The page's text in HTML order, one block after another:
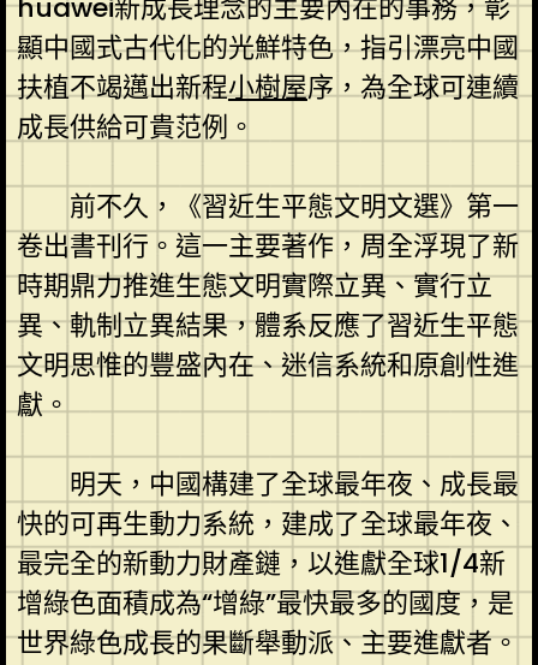
huawei新成長理念的主要內在的事務，彰
顯中國式古代化的光鮮特色，指引漂亮中國
扶植不竭邁出新程小樹屋序，為全球可連續
成長供給可貴范例。
前不久，《習近生平態文明文選》第一
卷出書刊行。這一主要著作，周全浮現了新
時期鼎力推進生態文明實際立異、實行立
異、軌制立異結果，體系反應了習近生平態
文明思惟的豐盛內在、迷信系統和原創性進
獻。
明天，中國構建了全球最年夜、成長最
快的可再生動力系統，建成了全球最年夜、
最完全的新動力財產鏈，以進獻全球1/4新
增綠色面積成為“增綠”最快最多的國度，是
世界綠色成長的果斷舉動派、主要進獻者。